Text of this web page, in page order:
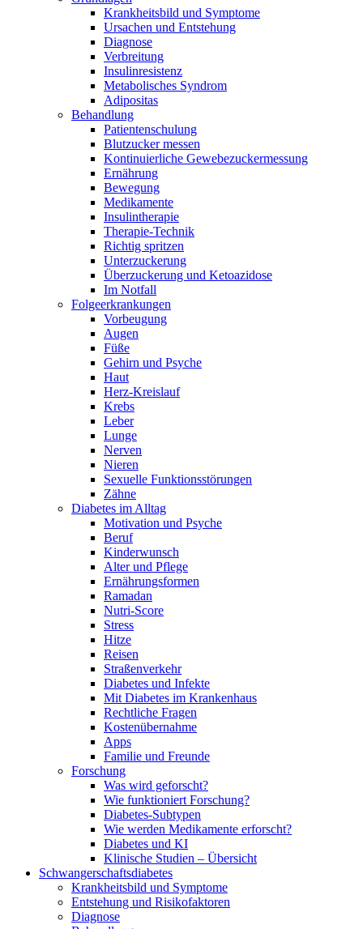
Krankheitsbild und Symptome
Ursachen und Entstehung
Diagnose
Verbreitung
Insulinresistenz
Metabolisches Syndrom
Adipositas
Behandlung
Patientenschulung
Blutzucker messen
Kontinuierliche Gewebezuckermessung
Ernährung
Bewegung
Medikamente
Insulintherapie
Therapie-Technik
Richtig spritzen
Unterzuckerung
Überzuckerung und Ketoazidose
Im Notfall
Folgeerkrankungen
Vorbeugung
Augen
Füße
Gehirn und Psyche
Haut
Herz-Kreislauf
Krebs
Leber
Lunge
Nerven
Nieren
Sexuelle Funktionsstörungen
Zähne
Diabetes im Alltag
Motivation und Psyche
Beruf
Kinderwunsch
Alter und Pflege
Ernährungsformen
Ramadan
Nutri-Score
Stress
Hitze
Reisen
Straßenverkehr
Diabetes und Infekte
Mit Diabetes im Krankenhaus
Rechtliche Fragen
Kostenübernahme
Apps
Familie und Freunde
Forschung
Was wird geforscht?
Wie funktioniert Forschung?
Diabetes-Subtypen
Wie werden Medikamente erforscht?
Diabetes und KI
Klinische Studien – Übersicht
Schwangerschaftsdiabetes
Krankheitsbild und Symptome
Entstehung und Risikofaktoren
Diagnose